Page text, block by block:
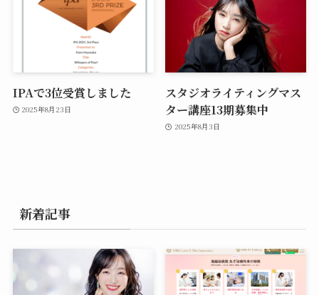
IPAで3位受賞しました
2025年8月23日
スタジオライティングマス
ター講座13期募集中
2025年8月3日
新着記事